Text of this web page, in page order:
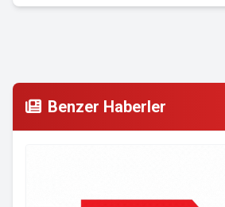
Benzer Haberler